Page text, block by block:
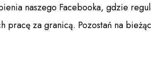
naszego Facebooka, gdzie
pracę za granicą. Pozostań na